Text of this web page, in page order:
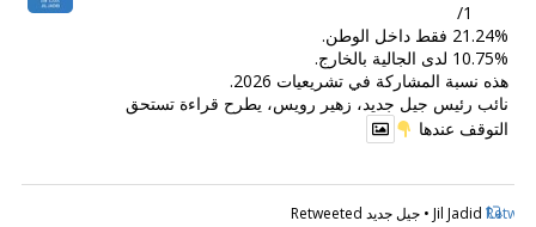
1/
21.24% فقط داخل الوطن.
10.75% لدى الجالية بالخارج.
هذه نسبة المشاركة في تشريعيات 2026.
نائب رئيس جيل جديد، زهير رويس، يطرح قراءة تستحق
التوقف عندها
Jil Jadid • جيل جديد Retweeted